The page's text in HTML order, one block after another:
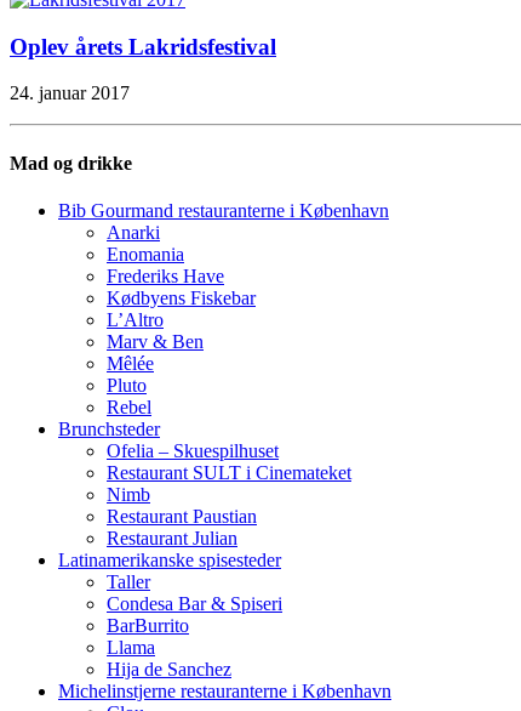
Oplev årets Lakridsfestival
24. januar 2017
Mad og drikke
Bib Gourmand restauranterne i København
Anarki
Enomania
Frederiks Have
Kødbyens Fiskebar
L’Altro
Marv & Ben
Mêlée
Pluto
Rebel
Brunchsteder
Ofelia – Skuespilhuset
Restaurant SULT i Cinemateket
Nimb
Restaurant Paustian
Restaurant Julian
Latinamerikanske spisesteder
Taller
Condesa Bar & Spiseri
BarBurrito
Llama
Hija de Sanchez
Michelinstjerne restauranterne i København